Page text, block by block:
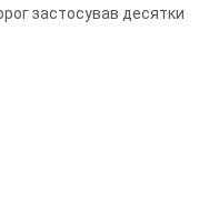
застосував десятки